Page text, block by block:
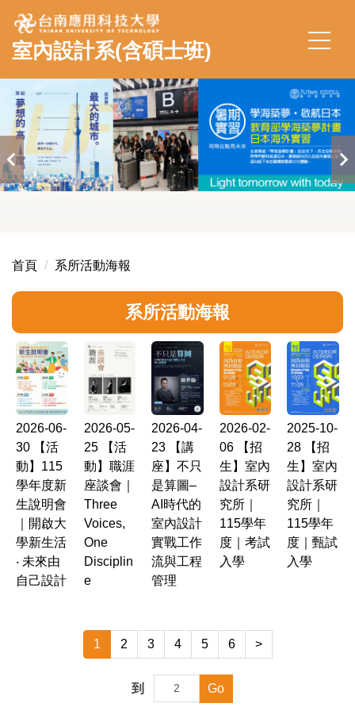
跳
到
主
內
容
區
室內設計系(含碩士班)
首頁 系所活動海報
系所活動海報
2026-06-
30
【活
動】115
學年度新
生說明會
｜開啟大
學新生活
‧ 未來由
自己設計
2026-05-
25
【活
動】職涯
座談會｜
Three
Voices,
One
Disciplin
e
2026-04-
23
【講
座】不只
是算圖–
AI時代的
室內設計
實戰工作
流與工程
管理
2026-02-
06
【招
生】室內
設計系研
究所｜
115學年
度｜考試
入學
2025-10-
28
【招
生】室內
設計系研
究所｜
115學年
度｜甄試
入學
1 2 3 4 5 6 >
到 Go